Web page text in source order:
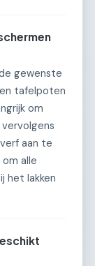
gewenste
tafelpoten
om
aan te
alle
het lakken